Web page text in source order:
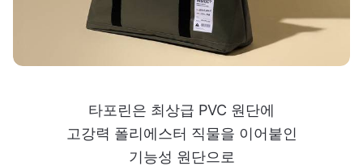
타포린은 최상급 PVC 원단에
고강력 폴리에스터 직물을 이어붙인
기능성 원단으로